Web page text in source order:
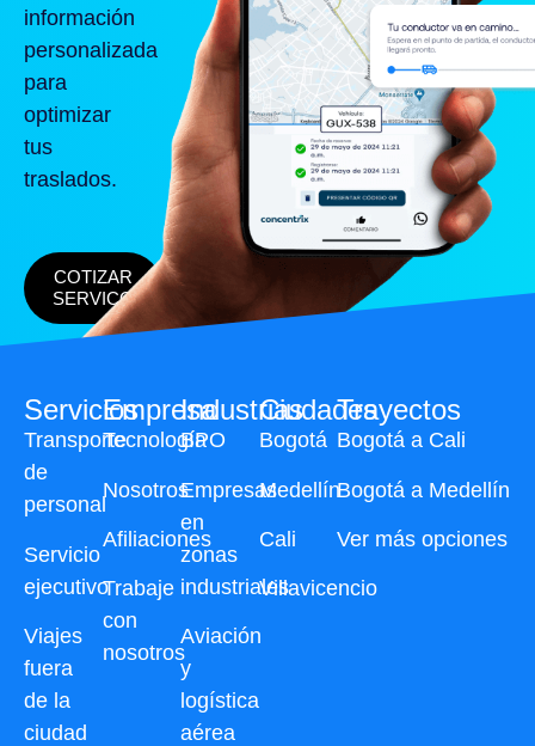
información
personalizada
para
optimizar
tus
traslados.
COTIZAR
SERVICO
Servicios
Transporte
de
personal
Servicio
ejecutivo
Viajes
fuera
de la
ciudad
Industrias
BPO
Empresas
en
zonas
industriales
Aviación
y
logística
aérea
Ciudades
Bogotá
Medellín
Cali
Villavicencio
Trayectos
Bogotá a Cali
Bogotá a Medellín
Ver más opciones
Empresa
Tecnología
Nosotros
Afiliaciones
Trabaje
con
nosotros